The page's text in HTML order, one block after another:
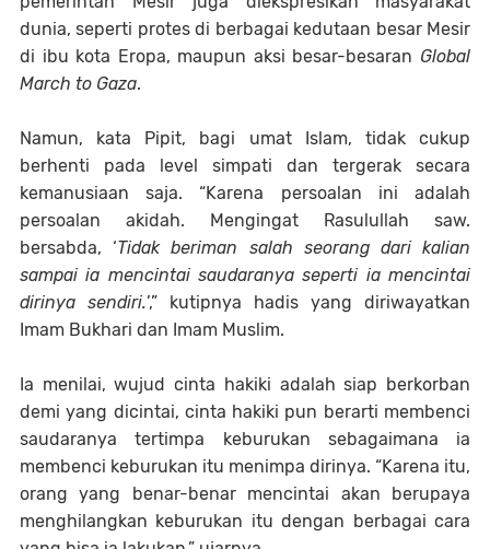
dunia, seperti protes di berbagai kedutaan besar Mesir
di ibu kota Eropa, maupun aksi besar-besaran Global
March to Gaza.
Namun, kata Pipit, bagi umat Islam, tidak cukup
berhenti pada level simpati dan tergerak secara
kemanusiaan saja. “Karena persoalan ini adalah
persoalan akidah. Mengingat Rasulullah saw.
bersabda, ‘Tidak beriman salah seorang dari kalian
sampai ia mencintai saudaranya seperti ia mencintai
dirinya sendiri.’,” kutipnya hadis yang diriwayatkan
Imam Bukhari dan Imam Muslim.
Ia menilai, wujud cinta hakiki adalah siap berkorban
demi yang dicintai, cinta hakiki pun berarti membenci
saudaranya tertimpa keburukan sebagaimana ia
membenci keburukan itu menimpa dirinya. “Karena itu,
orang yang benar-benar mencintai akan berupaya
menghilangkan keburukan itu dengan berbagai cara